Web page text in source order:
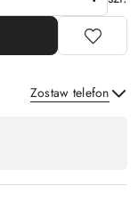
Zostaw telefon